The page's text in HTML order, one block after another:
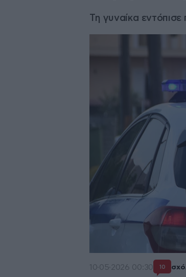
Τη γυναίκα
10·05·2026 00:30 10